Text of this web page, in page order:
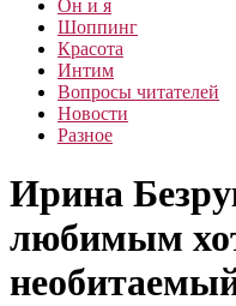
Он и я
Шоппинг
Красота
Интим
Вопросы читателей
Новости
Разное
Ирина
любимым